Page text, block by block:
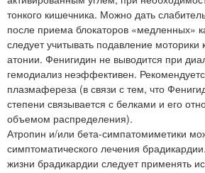
тонкого кишечника. Можно дать
после приема блокаторов «медленных»
следует учитывать подавление
атонии. Фенигидин не выводится при
гемодиализ неэффективен.
плазмафереза (в связи с тем, что
степени связывается с белками и его
объемом распределения).
Атропин и/или бета-симпатомиметики
симптоматического лечения
жизни брадикардии следует применять